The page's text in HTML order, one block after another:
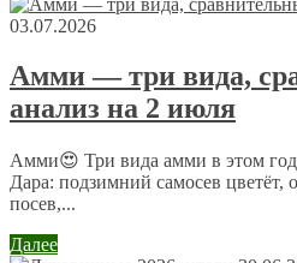
Имя*
Email*
Сайт
03.07.2026
Амми — три вида,
анализ на 2 июля
Амми😍 Три вида амми в этом
Дара: подзимний самосев
посев,...
Далее